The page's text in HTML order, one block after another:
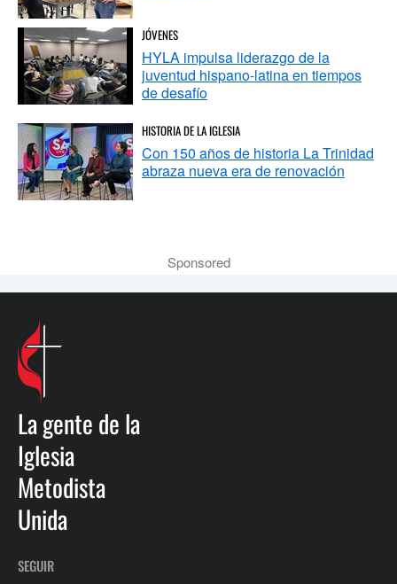
JÓVENES
HYLA impulsa liderazgo de la
juventud hispano-latina en tiempos
de desafío
HISTORIA DE LA IGLESIA
Con 150 años de historia La Trinidad
abraza nueva era de renovación
Sponsored
La gente de la
Iglesia
Metodista
Unida
SEGUIR